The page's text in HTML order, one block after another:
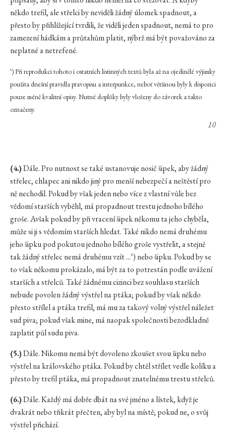
někdo trefil, ale střelci by neviděli žádný úlomek spadnout, a
přesto by přihlížející tvrdili, že viděli jeden spadnout, nemá to pro
zamezení hádkám a průtahům platit, nýbrž má být považováno za
neplatné a netrefené.
¹) Při reprodukci tohoto i ostatních listinných textů byla až na ojedinělé výjimky
použita dnešní pravidla pravopisu a interpunkce, neboť většinou byly k dispozici
pouze méně kvalitní opisy. Nutné doplňky byly vloženy do závorek a takto
označeny.
10
(4.)Dále. Pro nutnost se také ustanovuje nosič šipek, aby žádný
střelec, chlapec ani nikdo jiný pro menší nebezpečí a neštěstí pro
ně nechodil. Pokud by však jeden nebo více z vlastní vůle bez
vědomí starších vyběhl, má propadnout trestu jednoho bílého
groše. Avšak pokud by při vracení šipek někomu ta jeho chyběla,
může si ji s vědomím starších hledat. Také nikdo nemá druhému
jeho šipku pod pokutou jednoho bílého groše vystřelit, a stejně
tak žádný střelec nemá druhému vzít ...¹) nebo šipku. Pokud by se
to však někomu prokázalo, má být za to potrestán podle uvážení
starších a střelců. Také žádnému cizinci bez souhlasu starších
nebude povolen žádný výstřel na ptáka; pokud by však někdo
přesto střílel a ptáka trefil, má mu za takový volný výstřel náležet
sud piva; pokud však mine, má naopak společnosti bezodkladně
zaplatit půl sudu piva.
(5.)Dále. Nikomu nemá být dovoleno zkoušet svou šipku nebo
výstřel na královského ptáka. Pokud by chtěl střílet vedle kolíku a
přesto by trefil ptáka, má propadnout znatelnému trestu střelců.
(6.)Dále. Každý má dobře dbát na své jméno a lístek, když je
dvakrát nebo třikrát přečten, aby byl na místě; pokud ne, o svůj
výstřel přichází.